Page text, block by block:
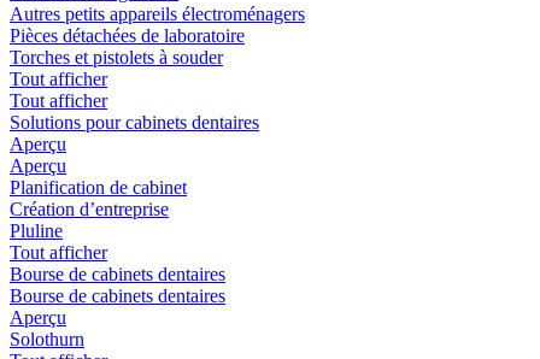
Autres petits appareils électroménagers
Pièces détachées de laboratoire
Torches et pistolets à souder
Tout afficher
Tout afficher
Solutions pour cabinets dentaires
Aperçu
Aperçu
Planification de cabinet
Création d’entreprise
Pluline
Tout afficher
Bourse de cabinets dentaires
Bourse de cabinets dentaires
Aperçu
Solothurn